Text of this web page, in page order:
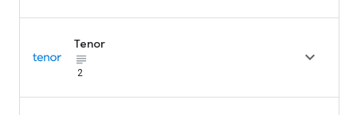
Tenor
subject_black
2
